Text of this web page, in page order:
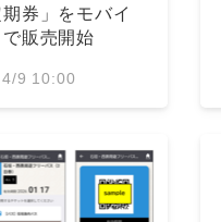
券」をモバイ
販売開始
4/9 10:00